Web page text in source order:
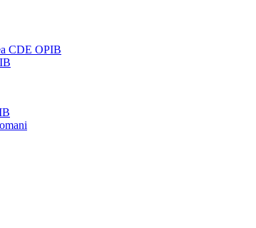
CDE OPIB